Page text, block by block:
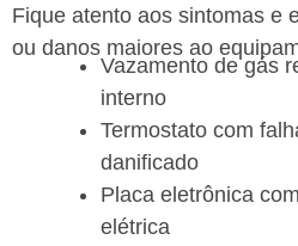
Fique atento aos sintomas e
ou danos maiores ao
Vazamento de gás
interno
Termostato com
danificado
Placa eletrônica
elétrica